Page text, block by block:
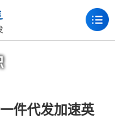
件代发加速英